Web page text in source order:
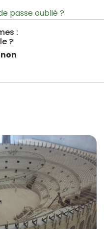
:
?
passe oublié ?